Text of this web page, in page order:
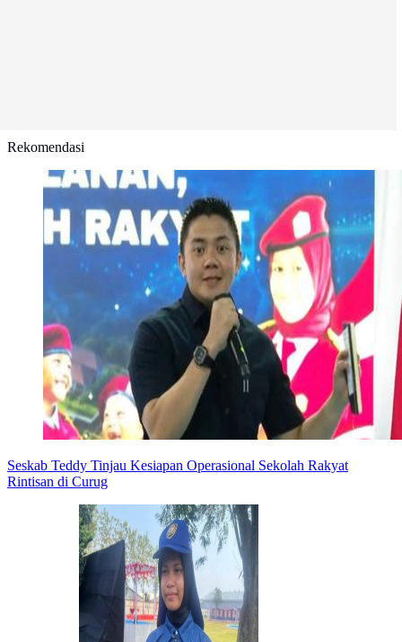
Rekomendasi
Seskab Teddy Tinjau Kesiapan Operasional Sekolah Rakyat
Rintisan di Curug